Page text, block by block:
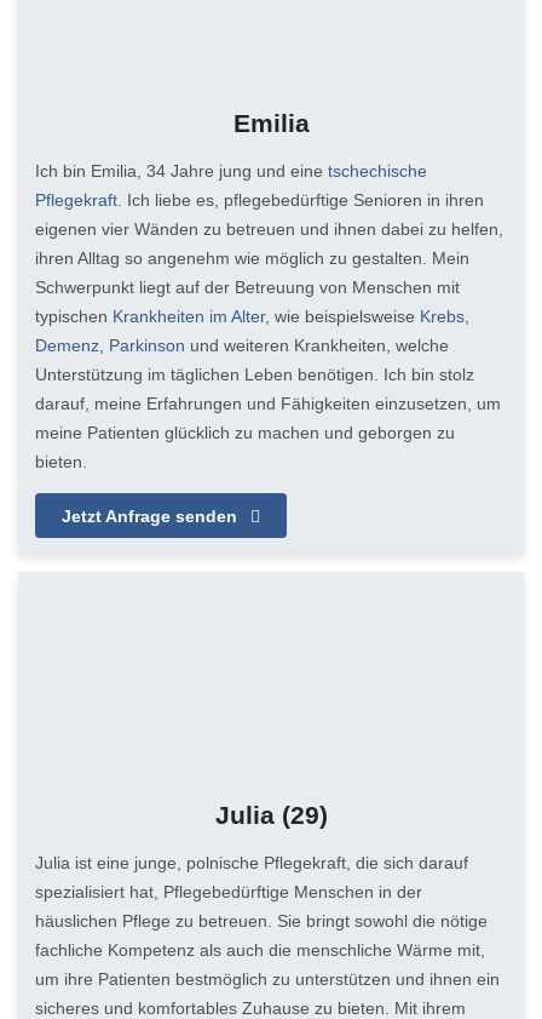
Emilia
Ich bin Emilia, 34 Jahre jung und eine tschechische
Pflegekraft. Ich liebe es, pflegebedürftige Senioren in ihren
eigenen vier Wänden zu betreuen und ihnen dabei zu helfen,
ihren Alltag so angenehm wie möglich zu gestalten. Mein
Schwerpunkt liegt auf der Betreuung von Menschen mit
typischen Krankheiten im Alter, wie beispielsweise Krebs,
Demenz, Parkinson und weiteren Krankheiten, welche
Unterstützung im täglichen Leben benötigen. Ich bin stolz
darauf, meine Erfahrungen und Fähigkeiten einzusetzen, um
meine Patienten glücklich zu machen und geborgen zu
bieten.
Jetzt Anfrage senden
Julia (29)
Julia ist eine junge, polnische Pflegekraft, die sich darauf
spezialisiert hat, Pflegebedürftige Menschen in der
häuslichen Pflege zu betreuen. Sie bringt sowohl die nötige
fachliche Kompetenz als auch die menschliche Wärme mit,
um ihre Patienten bestmöglich zu unterstützen und ihnen ein
sicheres und komfortables Zuhause zu bieten. Mit ihrem